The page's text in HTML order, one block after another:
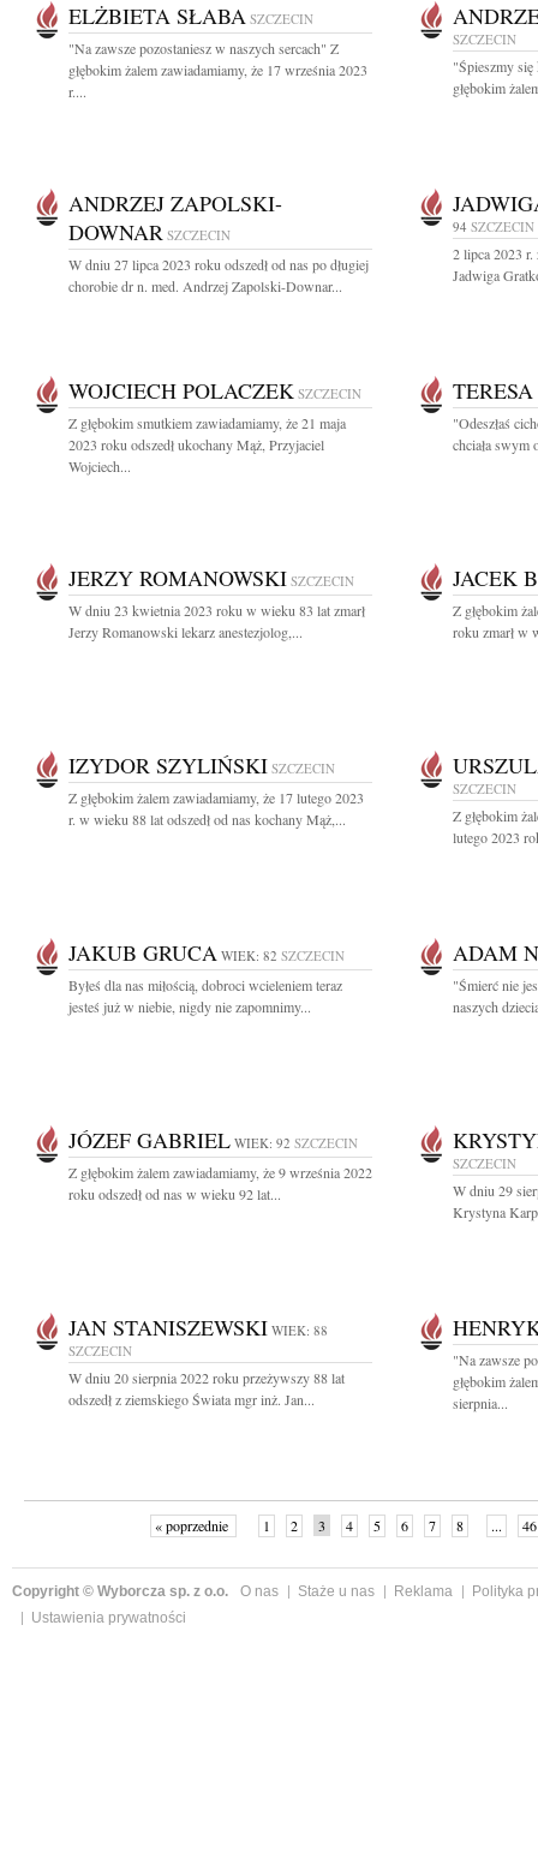
ELŻBIETA SŁABA SZCZECIN
"Na zawsze pozostaniesz w naszych sercach" Z
głębokim żalem zawiadamiamy, że 17 września 2023
r....
SZCZECIN
"Śpieszmy
głębokim
ANDRZEJ ZAPOLSKI-
DOWNAR SZCZECIN
W dniu 27 lipca 2023 roku odszedł od nas po długiej
chorobie dr n. med. Andrzej Zapolski-Downar...
94 SZCZECIN
2 lipca 2023 r.
Jadwiga
WOJCIECH POLACZEK SZCZECIN
Z głębokim smutkiem zawiadamiamy, że 21 maja
2023 roku odszedł ukochany Mąż, Przyjaciel
Wojciech...
"Odeszłaś
chciała swym
JERZY ROMANOWSKI SZCZECIN
W dniu 23 kwietnia 2023 roku w wieku 83 lat zmarł
Jerzy Romanowski lekarz anestezjolog,...
JACEK
Z głębokim
roku zmarł w
IZYDOR SZYLIŃSKI SZCZECIN
Z głębokim żalem zawiadamiamy, że 17 lutego 2023
r. w wieku 88 lat odszedł od nas kochany Mąż,...
SZCZECIN
Z głębokim
lutego 2023
JAKUB GRUCA WIEK: 82 SZCZECIN
Byłeś dla nas miłością, dobroci wcieleniem teraz
jesteś już w niebie, nigdy nie zapomnimy...
ADAM
"Śmierć nie
naszych
JÓZEF GABRIEL WIEK: 92 SZCZECIN
Z głębokim żalem zawiadamiamy, że 9 września 2022
roku odszedł od nas w wieku 92 lat...
SZCZECIN
W dniu 29
Krystyna
JAN STANISZEWSKI WIEK: 88
SZCZECIN
W dniu 20 sierpnia 2022 roku przeżywszy 88 lat
odszedł z ziemskiego Świata mgr inż. Jan...
"Na zawsze
głębokim
sierpnia...
« poprzednie 1 2 3 4 5 6 7 8 ... 46
Copyright © Wyborcza sp. z o.o. O nas Staże u nas Reklama
Polityka
Ustawienia prywatności